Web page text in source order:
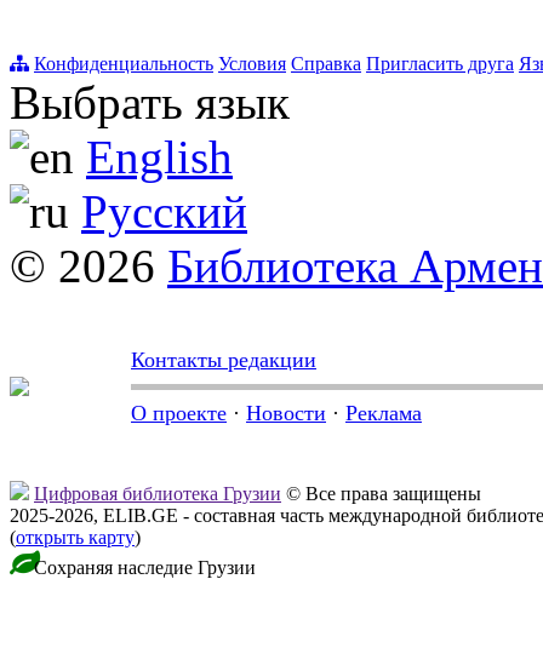
Конфиденциальность Условия Справка Пригласить друга
Выбрать язык
English
Русский
© 2026 Библиотека
Контакты редакции
О проекте · Новости · Реклама
Цифровая библиотека Грузии © Все права защищены
2025-2026, ELIB.GE - составная часть международной
(открыть карту)
Сохраняя наследие Грузии